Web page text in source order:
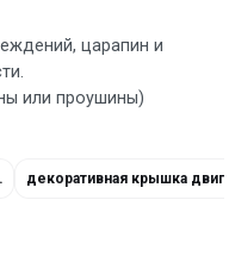
царапин и
или проушины)
поскольку в